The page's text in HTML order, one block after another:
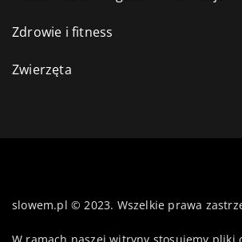
Zdrowie i fitness
Zwierzęta
slowem.pl © 2023. Wszelkie prawa